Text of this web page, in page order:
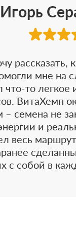
Игорь
рассказать,
мне на
что-то легкое
ВитаХемп
семена не
и
весь
с собой в